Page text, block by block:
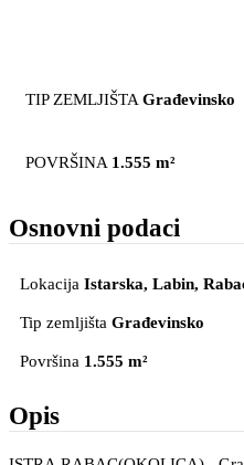
TIP ZEMLJIŠTA Građevinsko
POVRŠINA 1.555 m²
Osnovni podaci
Lokacija Istarska, Labin,
Tip zemljišta Građevinsko
Površina 1.555 m²
Opis